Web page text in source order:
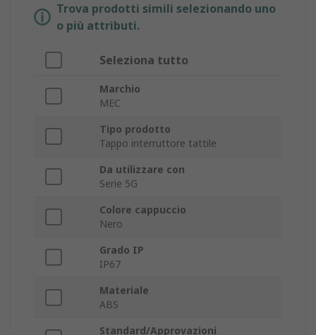
Trova prodotti simili selezionando uno
o più attributi.
Seleziona tutto
Marchio
MEC
Tipo prodotto
Tappo interruttore tattile
Da utilizzare con
Serie 5G
Colore cappuccio
Nero
Grado IP
IP67
Materiale
ABS
Standard/Approvazioni